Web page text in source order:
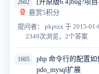
2602 [开原版6.4]bug?项
悬赏5积分
提问者： pkptzx 于 2015-01-
2349次浏览，2个答案
1605
php 命令行的配置如
pdo_mysql扩展